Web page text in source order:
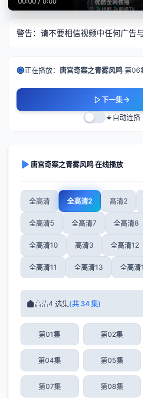
警告：请不要相信视频中任何广告与
正在播放： 唐宫奇案之青雾风鸣 第06
下一集
自动连播
唐宫奇案之青雾风鸣 在线播放
全高清 全高清2 高清2
全高清5 全高清7 全高清8
全高清10 高清3 全高清12
全高清11 全高清13 全高清
高清4 选集(共 34 集)
第01集 第02集
第04集 第05集
第07集 第08集